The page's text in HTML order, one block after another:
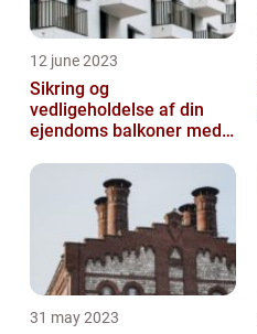
12 june 2023
Sikring og
vedligeholdelse af din
ejendoms balkoner med
31 may 2023